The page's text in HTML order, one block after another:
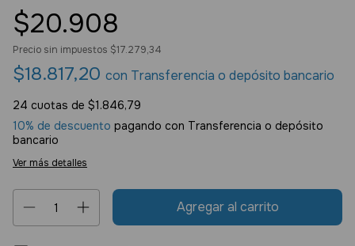
$20.908
Precio sin impuestos $17.279,34
$18.817,20 con Transferencia o depósito bancario
24 cuotas de $1.846,79
10% de descuento pagando con Transferencia o depósito
bancario
Ver más detalles